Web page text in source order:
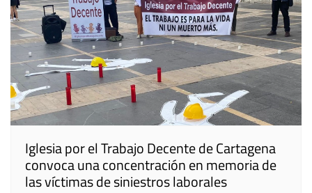
Iglesia por el Trabajo Decente de Cartagena
convoca una concentración en memoria de
las víctimas de siniestros laborales